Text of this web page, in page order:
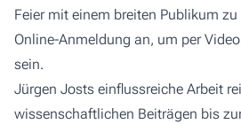
Feier mit einem breiten Publikum
Online-Anmeldung an, um per
sein.
Jürgen Josts einflussreiche Arbeit
wissenschaftlichen Beiträgen bis